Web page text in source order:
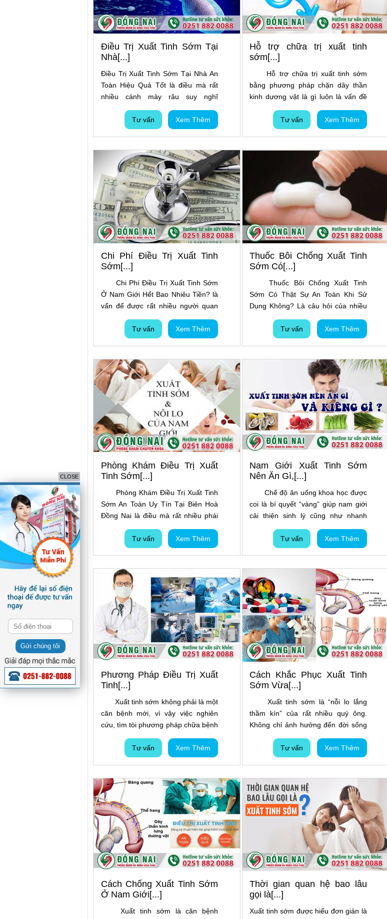
Điều Trị Xuất Tinh Sớm Tại
Nhà[...]
Điều Trị Xuất Tinh Sớm Tại Nhà An
Toàn Hiệu Quả Tốt là điều mà rất
nhiều cánh mày râu suy nghĩ
bởi sợ người thân, bạn bè bắt gặp,
nên từ đó dẫn đến mong muốn có
tinh sớm tại nhà bằng những cách
thức đơn giản. Vì thế, nhằm giải đáp
cụ thể hơn về vấn đề trên,xin mời
các bạn hãy vui lòng tham khảo các
thông tin bổ ích được cập nhật tại
bài viết dưới đây.
Tư vấn Xem Thêm
Hỗ trợ chữa trị xuất tinh
sớm[...]
Hỗ trợ chữa trị xuất tinh sớm
bằng phương pháp chặn dây thần
kinh dương vật là gì luôn là vấn đề
Sở dĩ như thế, là do hiện nay có rất
nhiều phương pháp hỗ trợ chữa trị
cũng là một phương pháp nhận
được nhiều sự chú ý. Bài viết sau
đây sẽ giúp bạn tìm hiểu nhiều hơn
về vấn đề này.
Tư vấn Xem Thêm
Chi Phí Điều Trị Xuất Tinh
Sớm[...]
Chi Phí Điều Trị Xuất Tinh Sớm
Ở Nam Giới Hết Bao Nhiêu Tiền? là
vấn để được rất nhiều người quan
tâm, bởi nhu cầu muốn biết được
mức chi phí bao nhiêu để có thể
giúp bệnh nhân được chuẩn bị kinh
khi đến các cơ sở chuyên khoa thăm
khám – chữa trị bệnh cho bản thân.
Tư vấn Xem Thêm
Thuốc Bôi Chống Xuất Tinh
Sớm Có[...]
Thuốc Bôi Chống Xuất Tinh
Sớm Có Thật Sự An Toàn Khi Sử
Dụng Không? Là câu hỏi của nhiều
nam giới hiện nay, bởi khi bản thân
mắc phải chứng xuất tinh sớm
thường sẽ rất hoang mang và có
tình nhanh chóng. Vì vậy mà họ đã
tìm đến cách sử dụng thuốc bôi
hoặc thuốc uống chống xuất tinh
sớm nhưng liệu có tốt hay không?
Hãy cùng tìm hiểu các thông tin từ
bài viết dưới đây.
Tư vấn Xem Thêm
Phòng Khám Điều Trị Xuất
Tinh Sớm[...]
Phòng Khám Điều Trị Xuất Tinh
Sớm An Toàn Uy Tín Tại Biên Hoà
Đồng Nai là điều mà rất nhiều phái
tình trạng xuất tinh sớm thì cánh
mày râu sẽ có nhu cầu tìm kiếm một
chóng tình trạng bệnh tình của bản
thân.
Tư vấn Xem Thêm
Nam Giới Xuất Tinh Sớm
Nên Ăn Gì,[...]
Chế độ ăn uống khoa học được
coi là bí quyết “vàng” giúp nam giới
cải thiện sinh lý cũng như nhanh
vậy, Nam Giới Xuất Tinh Sớm Nên
Ăn Gì, Kiêng Gì Để Cải Thiện Chất
người quan tâm. Mời cánh mày râu
cùng tìm hiểu những thông tin bổ ích
qua bài viết dưới đây.
Tư vấn Xem Thêm
Phương Pháp Điều Trị Xuất
Tinh[...]
Xuất tinh sớm không phải là một
căn bệnh mới, vì vậy việc nghiên
cứu, tìm tòi phương pháp chữa bệnh
đang dạng. Vì thế, giữa vô vàn các
phương pháp, việc chọn lựa đâu là
thì vẫn là một câu hỏi lớn. Hiểu được
tâm lý bối rối của người bệnh, bài
viết sau đây sẽ giới thiệu về Phương
Pháp Điều Trị Xuất Tinh Sớm Ở Nam
Giới Hiệu Quả Lâu Dài đừng bỏ qua
nhé.
Tư vấn Xem Thêm
Cách Khắc Phục Xuất Tinh
Sớm Vừa[...]
Xuất tinh sớm là “nỗi lo lắng
thầm kín” của rất nhiều quý ông.
Không chỉ ảnh hưởng đến đời sống
bệnh lý nguy hiểm nghiêm trọng
đằng sau đó như: viêm tuyến tiền
niệu đạo,... Tuy vậy, vẫn còn rất
nhiều nam giới mơ hồ về Cách Khắc
Phục Xuất Tinh Sớm Vừa An Toàn
Vừa Hiệu Quả hiện nay. Mời quý bạn
đọc cùng tìm hiểu bài viết sau đây.
Tư vấn Xem Thêm
Cách Chống Xuất Tinh Sớm
Ở Nam Giới[...]
Xuất tinh sớm là căn bệnh
Thời gian quan hệ bao lâu
gọi là[...]
Xuất tinh sớm được hiểu đơn giản là
CLOSE
Gửi chúng tôi